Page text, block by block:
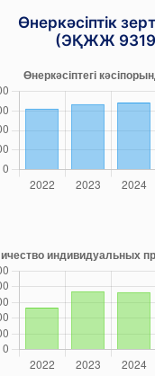
Өнеркәсіптік
(ЭҚЖЖ